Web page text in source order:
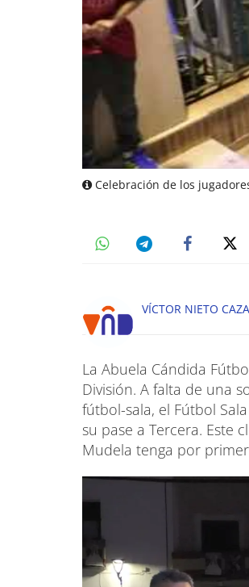
Celebración de los
VÍCTOR NIETO
La Abuela Cándida
División. A falta de una
fútbol-sala, el Fútbol
su pase a Tercera. Este
Mudela tenga por